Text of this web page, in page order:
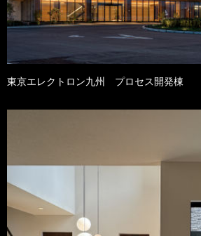
東京エレクトロン九州 プロセス開発棟